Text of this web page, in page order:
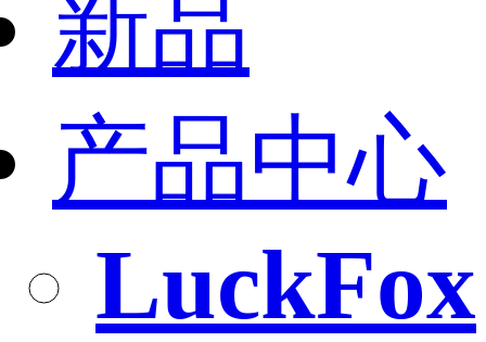
新品
产品中心
LuckFox